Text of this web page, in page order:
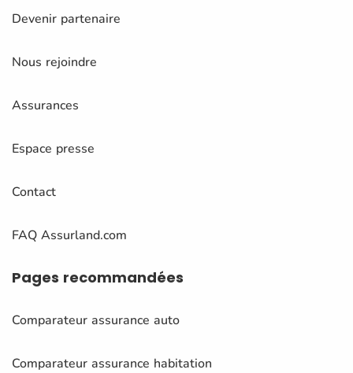
Devenir partenaire
Nous rejoindre
Assurances
Espace presse
Contact
FAQ Assurland.com
Pages recommandées
Comparateur assurance auto
Comparateur assurance habitation